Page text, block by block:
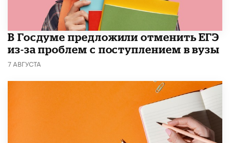
В Госдуме предложили отменить ЕГЭ
из-за проблем с поступлением в вузы
7 АВГУСТА